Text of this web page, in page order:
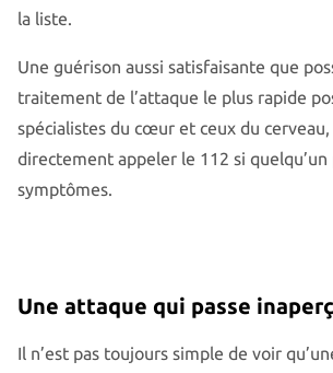
la liste.
Une guérison aussi satisfaisante que
traitement de l’attaque le plus rapide
spécialistes du cœur et ceux du
directement appeler le 112 si
symptômes.
Une attaque qui passe
Il n’est pas toujours simple de voir